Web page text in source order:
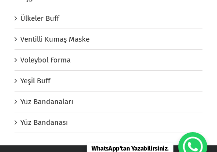
Ülkeler Buff
Ventilli Kumaş Maske
Voleybol Forma
Yeşil Buff
Yüz Bandanaları
Yüz Bandanası
WhatsApp'tan Yazabilirsiniz.